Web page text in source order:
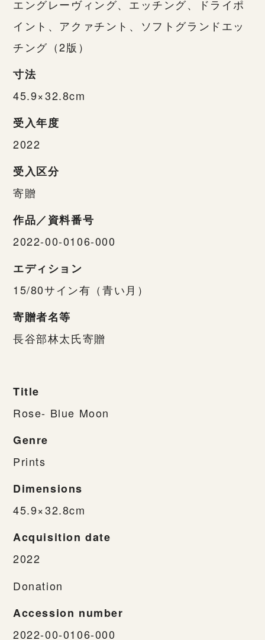
エングレーヴィング、エッチング、ドライポ
イント、アクァチント、ソフトグランドエッ
チング（2版）
寸法
45.9×32.8cm
受入年度
2022
受入区分
寄贈
作品／資料番号
2022-00-0106-000
エディション
15/80サイン有（青い月）
寄贈者名等
長谷部林太氏寄贈
Title
Rose- Blue Moon
Genre
Prints
Dimensions
45.9×32.8cm
Acquisition date
2022
Donation
Accession number
2022-00-0106-000